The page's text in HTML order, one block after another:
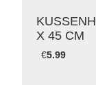
X 45 CM
€5.99